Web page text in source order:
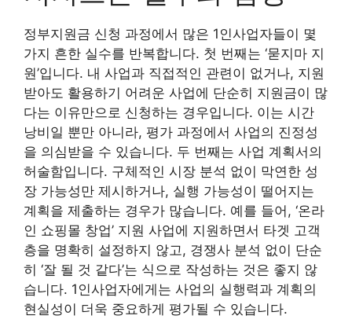
정부지원금 신청 과정에서 많은 1인사업자들이 몇
가지 흔한 실수를 반복합니다. 첫 번째는 ‘묻지마 지
원’입니다. 내 사업과 직접적인 관련이 없거나, 지원
받아도 활용하기 어려운 사업에 단순히 지원금이 많
다는 이유만으로 신청하는 경우입니다. 이는 시간
낭비일 뿐만 아니라, 평가 과정에서 사업의 진정성
을 의심받을 수 있습니다. 두 번째는 사업 계획서의
허술함입니다. 구체적인 시장 분석 없이 막연한 성
장 가능성만 제시하거나, 실행 가능성이 떨어지는
계획을 제출하는 경우가 많습니다. 예를 들어, ‘온라
인 쇼핑몰 창업’ 지원 사업에 지원하면서 타겟 고객
층을 명확히 설정하지 않고, 경쟁사 분석 없이 단순
히 ‘잘 될 것 같다’는 식으로 작성하는 것은 좋지 않
습니다. 1인사업자에게는 사업의 실행력과 계획의
현실성이 더욱 중요하게 평가될 수 있습니다.